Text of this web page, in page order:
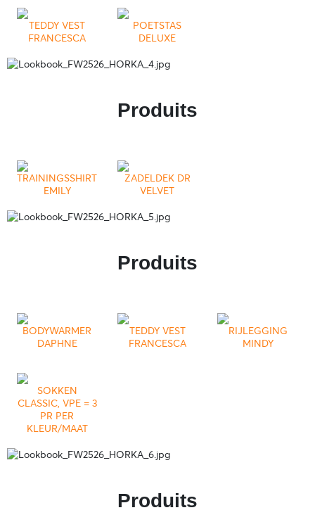
TEDDY VEST
FRANCESCA
POETSTAS
DELUXE
Produits
TRAININGSSHIRT
EMILY
ZADELDEK DR
VELVET
Produits
BODYWARMER
DAPHNE
TEDDY VEST
FRANCESCA
RIJLEGGING
MINDY
SOKKEN
CLASSIC, VPE = 3
PR PER
KLEUR/MAAT
Produits